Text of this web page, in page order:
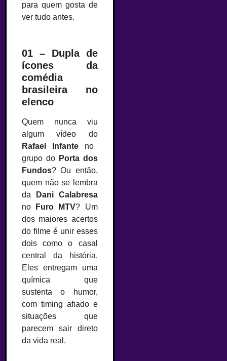
para quem gosta de
ver tudo antes.
01 – Dupla de
ícones da
comédia
brasileira no
elenco
Quem nunca viu
algum vídeo do
Rafael Infante no
grupo do Porta dos
Fundos? Ou então,
quem não se lembra
da
Dani Calabresa
no
Furo MTV? Um
dos maiores acertos
do filme é unir esses
dois como o casal
central da história.
Eles entregam uma
química que
sustenta o humor,
com timing afiado e
situações que
parecem sair direto
da vida real.